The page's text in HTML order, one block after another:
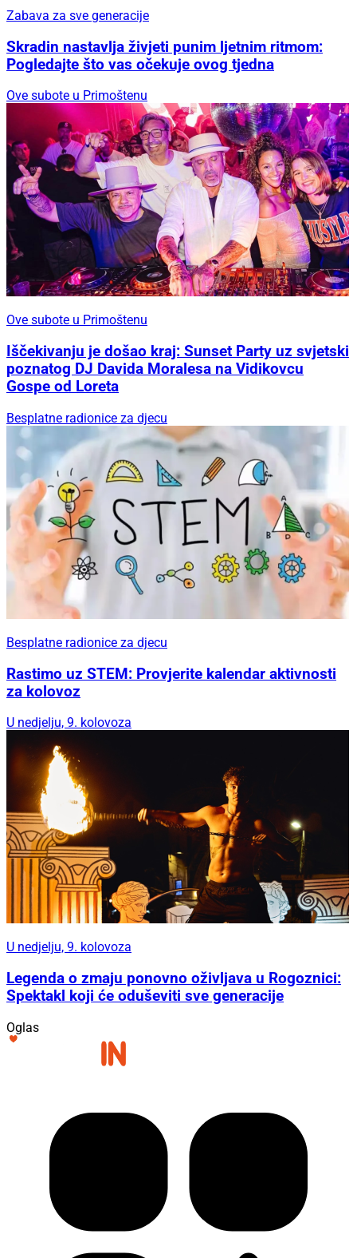
Zabava za sve generacije
Skradin nastavlja živjeti punim ljetnim ritmom:
Pogledajte što vas očekuje ovog tjedna
Ove subote u Primoštenu
Ove subote u Primoštenu
Iščekivanju je došao kraj: Sunset Party uz svjetski
poznatog DJ Davida Moralesa na Vidikovcu
Gospe od Loreta
Besplatne radionice za djecu
Besplatne radionice za djecu
Rastimo uz STEM: Provjerite kalendar aktivnosti
za kolovoz
U nedjelju, 9. kolovoza
U nedjelju, 9. kolovoza
Legenda o zmaju ponovno oživljava u Rogoznici:
Spektakl koji će oduševiti sve generacije
Oglas